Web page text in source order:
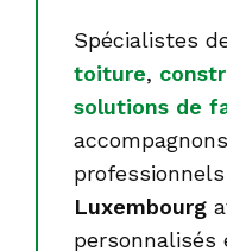
Spécialistes
toiture,
solutions de
Luxembourg
personnalisés